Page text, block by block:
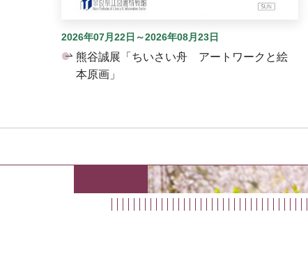
2026年07月22日～2026年08月23日
熊谷誠展「ちいさい舟 アートワークと絵
本原画」